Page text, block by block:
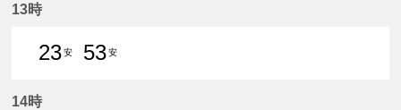
13時
23安
53安
14時